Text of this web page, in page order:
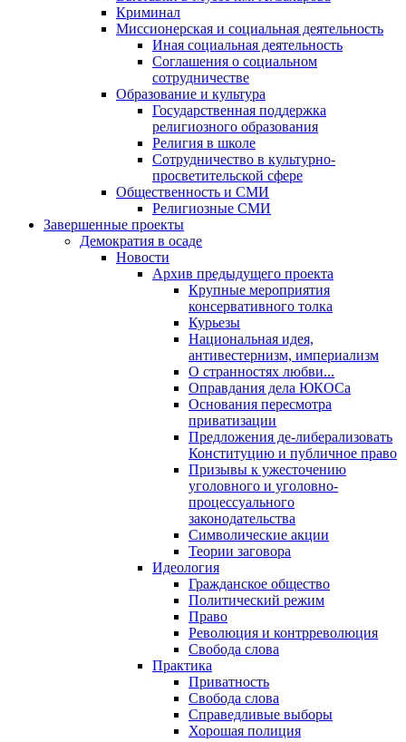
Криминал
Миссионерская и социальная деятельность
Иная социальная деятельность
Соглашения о социальном
сотрудничестве
Образование и культура
Государственная поддержка
религиозного образования
Религия в школе
Сотрудничество в культурно-
просветительской сфере
Общественность и СМИ
Религиозные СМИ
Завершенные проекты
Демократия в осаде
Новости
Архив предыдущего проекта
Крупные мероприятия
консервативного толка
Курьезы
Национальная идея,
антивестернизм, империализм
О странностях любви...
Оправдания дела ЮКОСа
Основания пересмотра
приватизации
Предложения де-либерализовать
Конституцию и публичное право
Призывы к ужесточению
уголовного и уголовно-
процессуального
законодательства
Символические акции
Теории заговора
Идеология
Гражданское общество
Политический режим
Право
Революция и контрреволюция
Свобода слова
Практика
Приватность
Свобода слова
Справедливые выборы
Хорошая полиция